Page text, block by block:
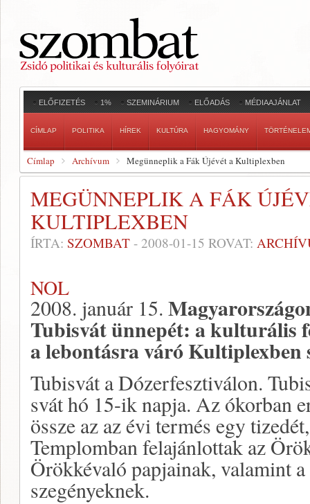
ELŐFIZETÉS 1% SZEMINÁRIUM ELŐADÁS MÉDIAAJÁNLAT
CÍMLAP POLITIKA HÍREK KULTÚRA HAGYOMÁNY
Címlap Archívum Megünneplik a Fák Újévét a Kultiplexben
MEGÜNNEPLIK A FÁK
KULTIPLEXBEN
ÍRTA: SZOMBAT - 2008-01-15 ROVAT:
NOL
2008. január 15.
Tubisvát ünnepét: a kulturális
a lebontásra váró Kultiplexben
Tubisvát a Dózerfesztiválon.
svát hó 15-ik napja. Az ókorban
össze az az évi termés egy
Templomban felajánlottak az
Örökkévaló papjainak, valamint
szegényeknek.